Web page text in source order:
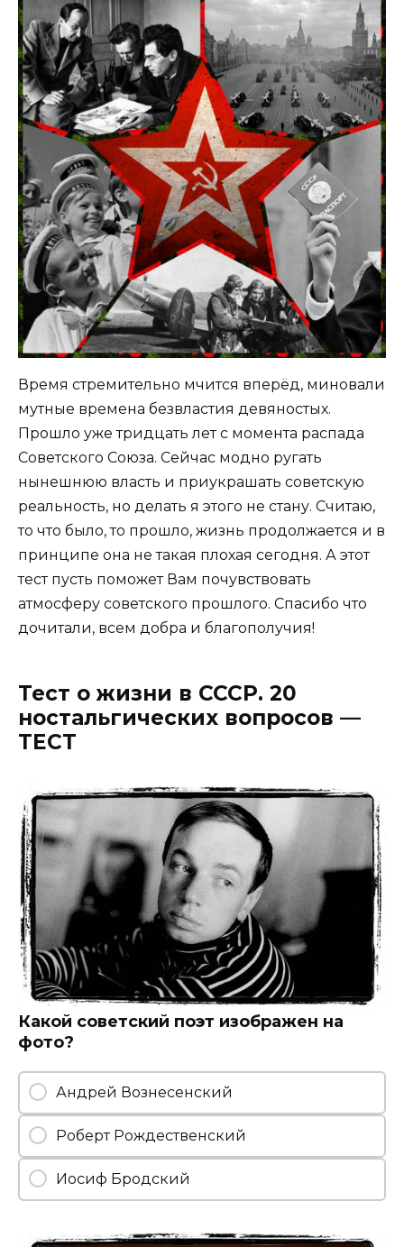
Время стремительно мчится вперёд, миновали
мутные времена безвластия девяностых.
Прошло уже тридцать лет с момента распада
Советского Союза. Сейчас модно ругать
нынешнюю власть и приукрашать советскую
реальность, но делать я этого не стану. Считаю,
то что было, то прошло, жизнь продолжается и в
принципе она не такая плохая сегодня. А этот
тест пусть поможет Вам почувствовать
атмосферу советского прошлого. Спасибо что
дочитали, всем добра и благополучия!
Тест о жизни в СССР. 20
ностальгических вопросов —
ТЕСТ
Какой советский поэт изображен на
фото?
Андрей Вознесенский
Роберт Рождественский
Иосиф Бродский